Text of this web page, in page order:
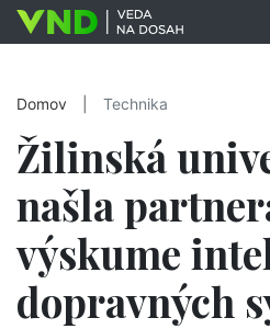
Domov Technika
Žilinská
našla
výskume
dopravných